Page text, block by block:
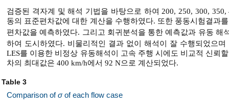
검증된 격자계 및 해석 기법을 바탕으로 하여 200, 250, 300,
동의 표준편차값에 대한 계산을 수행하였다. 또한 풍동시험결과
편차값을 예측하였다. 그리고 회귀분석을 통한 예측값과 유동 해
하여 도시하였다. 비물리적인 결과 없이 해석이 잘 수행되었으
LES를 이용한 비정상 유동해석이 고속 주행 시에도 비교적 신뢰
차의 최대값은 400 km/h에서 92 N으로 계산되었다.
Table 3
Comparison ofσof each flow case